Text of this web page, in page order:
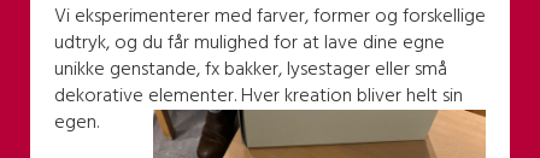
Vi eksperimenterer med farver, former og forskellige
udtryk, og du får mulighed for at lave dine egne
unikke genstande, fx bakker, lysestager eller små
dekorative elementer. Hver kreation bliver helt sin
egen.